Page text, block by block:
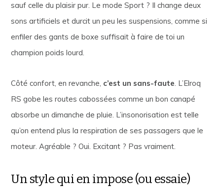
sauf celle du plaisir pur. Le mode Sport ? Il change deux
sons artificiels et durcit un peu les suspensions, comme si
enfiler des gants de boxe suffisait à faire de toi un
champion poids lourd.
Côté confort, en revanche, c’est un sans-faute. L’Elroq
RS gobe les routes cabossées comme un bon canapé
absorbe un dimanche de pluie. L’insonorisation est telle
qu’on entend plus la respiration de ses passagers que le
moteur. Agréable ? Oui. Excitant ? Pas vraiment.
Un style qui en impose (ou essaie)